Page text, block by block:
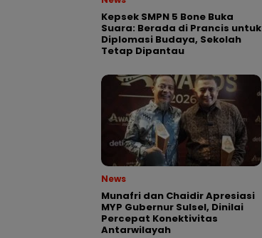
Kepsek SMPN 5 Bone Buka
Suara: Berada di Prancis untuk
Diplomasi Budaya, Sekolah
Tetap Dipantau
News
Munafri dan Chaidir Apresiasi
MYP Gubernur Sulsel, Dinilai
Percepat Konektivitas
Antarwilayah